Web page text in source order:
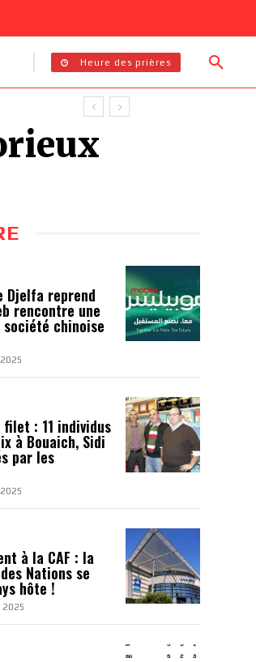
Heure des prières
Djelfa reprend
rencontre une
chinoise
filet : 11 individus
à Bouaich, Sidi
par les
à la CAF : la
Nations se
hôte !
2025